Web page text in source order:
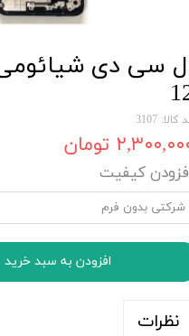
کالا: 3107
تومان
کیفیت
شرکتی بدون فرم
افزودن به سبد خرید
نظرات